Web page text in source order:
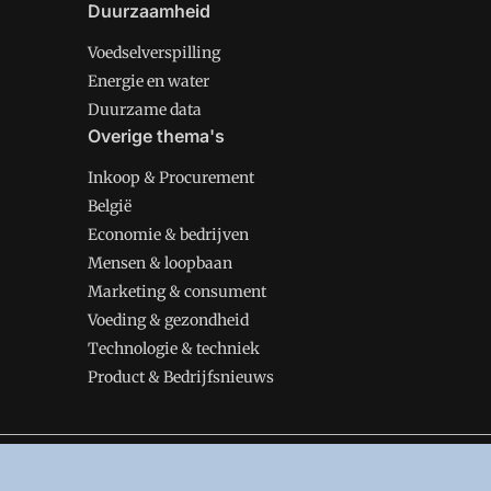
Duurzaamheid
Voedselverspilling
Energie en water
Duurzame data
Overige thema's
Inkoop & Procurement
België
Economie & bedrijven
Mensen & loopbaan
Marketing & consument
Voeding & gezondheid
Technologie & techniek
Product & Bedrijfsnieuws